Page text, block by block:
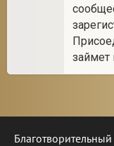
займет